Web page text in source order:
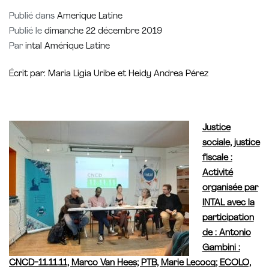
Publié dans Amerique Latine
Publié le dimanche 22 décembre 2019
Par intal Amérique Latine
Écrit par: Maria Ligia Uribe et Heidy Andrea Pérez
Justice
sociale, justice
fiscale :
Activité
organisée par
INTAL avec la
participation
de : Antonio
Gambini :
CNCD-11.11.11, Marco Van Hees; PTB, Marie Lecocq; ECOLO,